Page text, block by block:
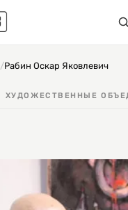
/Рабин Оскар Яковлевич
ХУДОЖЕСТВЕННЫЕ